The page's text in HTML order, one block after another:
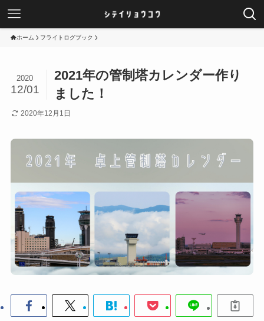
ホーム フライトログブック
2021年の管制塔カレンダー作り
ました！
2020
12/01
2020年12月1日